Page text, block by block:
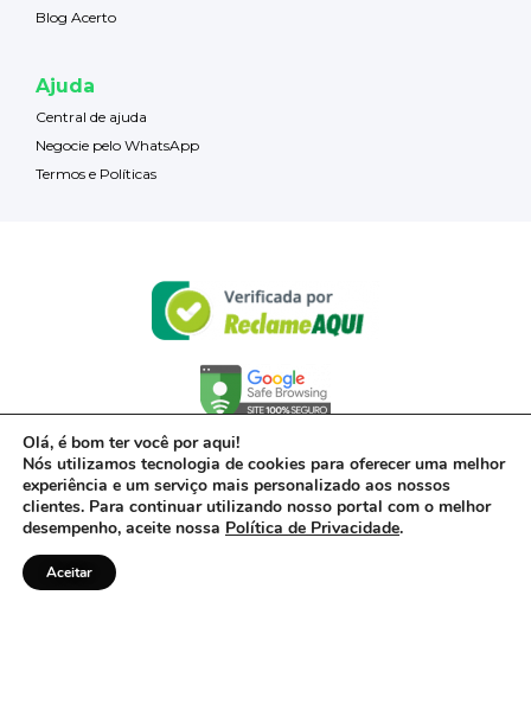
Blog Acerto
Ajuda
Central de ajuda
Negocie pelo WhatsApp
Termos e Políticas
Olá, é bom ter você por aqui!
Nós utilizamos tecnologia de cookies para oferecer uma melhor
experiência e um serviço mais personalizado aos nossos
clientes. Para continuar utilizando nosso portal com o melhor
desempenho, aceite nossa Política de Privacidade.
Aceitar